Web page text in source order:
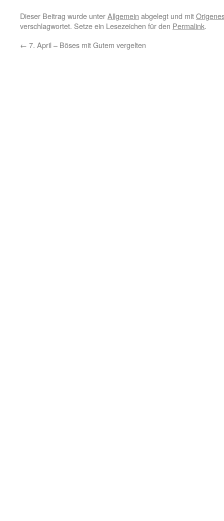
Dieser Beitrag wurde unterAllgemein abgelegt und mit
verschlagwortet. Setze ein Lesezeichen für den Permalink.
← 7. April – Böses mit Gutem vergelten